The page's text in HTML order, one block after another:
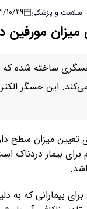
سلامت و پزشکی ۱۴۰۳/۱۰/۲۹
میزان
ساخته شده که
این حسگر
تعیین میزان سطح
بیمار دردناک
بیمارانی که به